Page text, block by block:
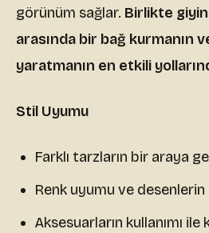
görünüm sağlar. Birlikte
arasında bir bağ kurmanın
yaratmanın en etkili
Stil Uyumu
Farklı tarzların bir araya
Renk uyumu ve
Aksesuarların kullanımı